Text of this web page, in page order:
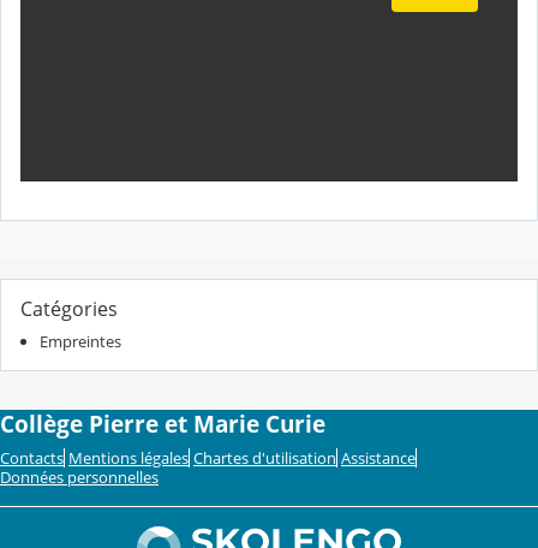
Catégories
Empreintes
Collège Pierre et Marie Curie
Contacts Mentions légales Chartes d'utilisation Assistance
Données personnelles